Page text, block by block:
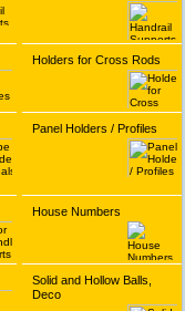
Holders for Cross Rods
Panel Holders / Profiles
House Numbers
Solid and Hollow Balls,
Deco